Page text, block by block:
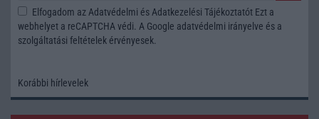
Elfogadom az Adatvédelmi és Adatkezelési Tájékoztatót Ezt a
webhelyet a reCAPTCHA védi. A Google adatvédelmi irányelve és a
szolgáltatási feltételek érvényesek.
Korábbi hírlevelek